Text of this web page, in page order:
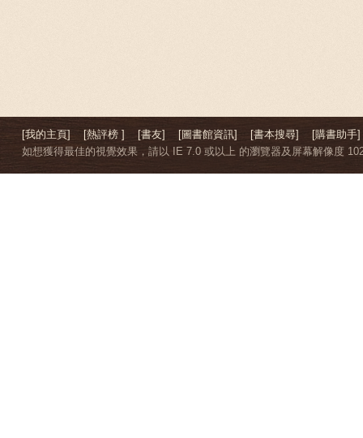
[我的主頁] [熱評榜 ] [書友] [圖書館資訊] [書本搜尋]
[購書助手]
如想獲得最佳的視覺效果，請以 IE 7.0 或以上 的瀏覽器及屏幕解像度